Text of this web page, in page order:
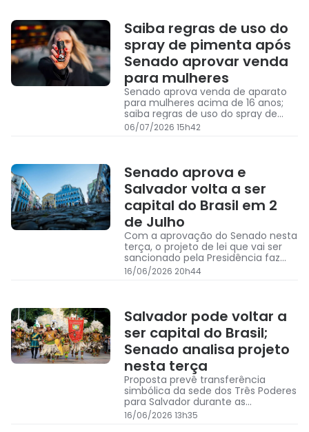
Saiba regras de uso do
spray de pimenta após
Senado aprovar venda
para mulheres
Senado aprova venda de aparato
para mulheres acima de 16 anos;
saiba regras de uso do spray de
pimenta
06/07/2026 15h42
Senado aprova e
Salvador volta a ser
capital do Brasil em 2
de Julho
Com a aprovação do Senado nesta
terça, o projeto de lei que vai ser
sancionado pela Presidência faz
com que Salvador volte a ser
capital do Brasil em 2 de Julho
16/06/2026 20h44
Salvador pode voltar a
ser capital do Brasil;
Senado analisa projeto
nesta terça
Proposta prevê transferência
simbólica da sede dos Três Poderes
para Salvador durante as
comemorações da marca a
Independência da Bahia.
16/06/2026 13h35